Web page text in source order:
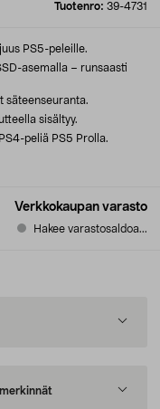
Tuotenro: 39-4731
Verkkokaupan varasto
Hakee varastosaldoa...
PS5-peleille.
asemalla – runsaasti
säteenseuranta.
sisältyy.
peliä PS5 Prolla.